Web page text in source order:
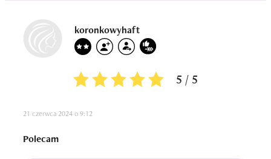
koronkowyhaft
5 / 5
21 czerwca 2024 o 9:12
Polecam